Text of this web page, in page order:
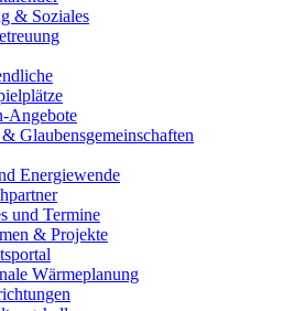
& Soziales
Angebote
Glaubensgemeinschaften
Energiewende
und Termine
& Projekte
Wärmeplanung